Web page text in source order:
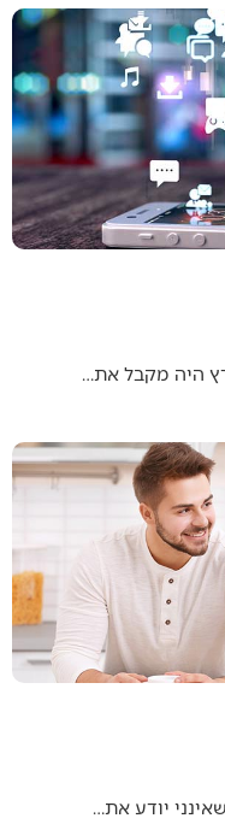
היה מקבל את…
יודע את…